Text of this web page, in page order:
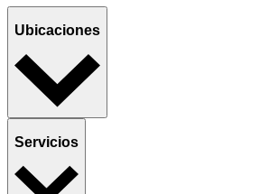
Ubicaciones
Servicios